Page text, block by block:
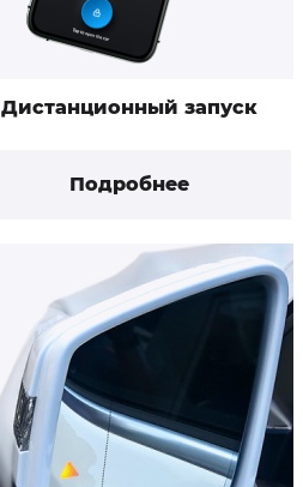
Дистанционный запуск
Подробнее